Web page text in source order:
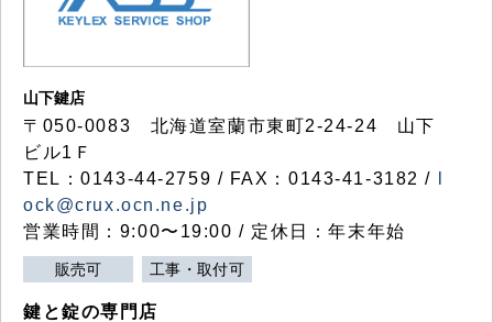
山下鍵店
〒050-0083 北海道室蘭市東町2-24-24 山下
ビル1Ｆ
TEL：0143-44-2759 / FAX：0143-41-3182 /
ock@crux.ocn.ne.jp
営業時間：9:00〜19:00 / 定休日：年末年始
販売可 工事・取付可
鍵と錠の専門店